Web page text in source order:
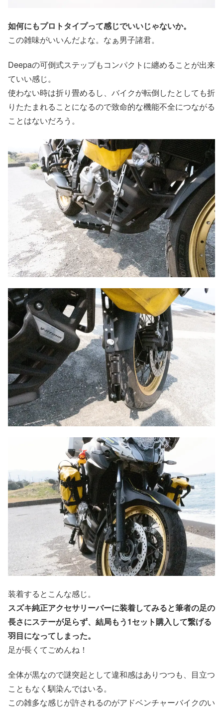
如何にもプロトタイプって感じでいいじゃないか。
この雑味がいいんだよな。なぁ男子諸君。
Deepaの可倒式ステップもコンパクトに纏めることが出来
ていい感じ。
使わない時は折り畳めるし、バイクが転倒したとしても折
りたたまれることになるので致命的な機能不全につながる
ことはないだろう。
装着するとこんな感じ。
スズキ純正アクセサリーバーに装着してみると筆者の足の
長さにステーが足らず、結局もう1セット購入して繋げる
羽目になってしまった。
足が長くてごめんね！
全体が黒なので謎突起として違和感はありつつも、目立つ
こともなく馴染んではいる。
この雑多な感じが許されるのがアドベンチャーバイクのい